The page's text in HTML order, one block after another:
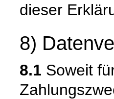
dieser
8)
8.1 Soweit